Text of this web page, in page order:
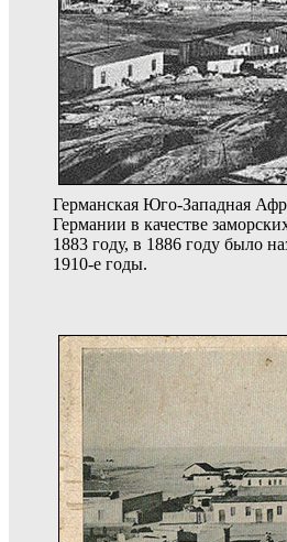
Германская Юго-Западная
Германии в качестве
1883 году, в 1886 году было
1910-е годы.